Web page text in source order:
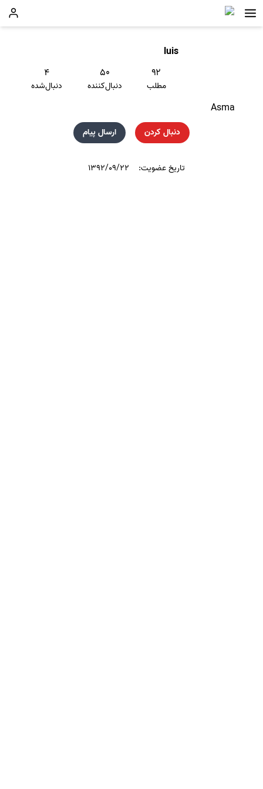
luis
۹۲
مطلب
۵۰
دنبال‌کننده
۴
دنبال‌شده
Asma
دنبال کردن ارسال پیام
تاریخ عضویت: ۱۳۹۲/۰۹/۲۲